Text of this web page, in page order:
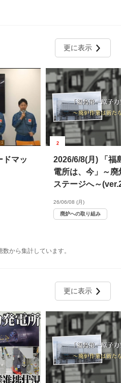
更に表示
ドマッ
2
2026/6/8(月) 「福
電所は、今」～
ステージへ～
26/06/08 (月)
廃炉への取り組み
から集計しています。
更に表示